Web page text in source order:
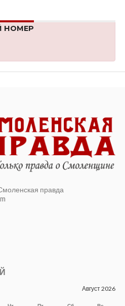
НОМЕР
правда
Август 2026